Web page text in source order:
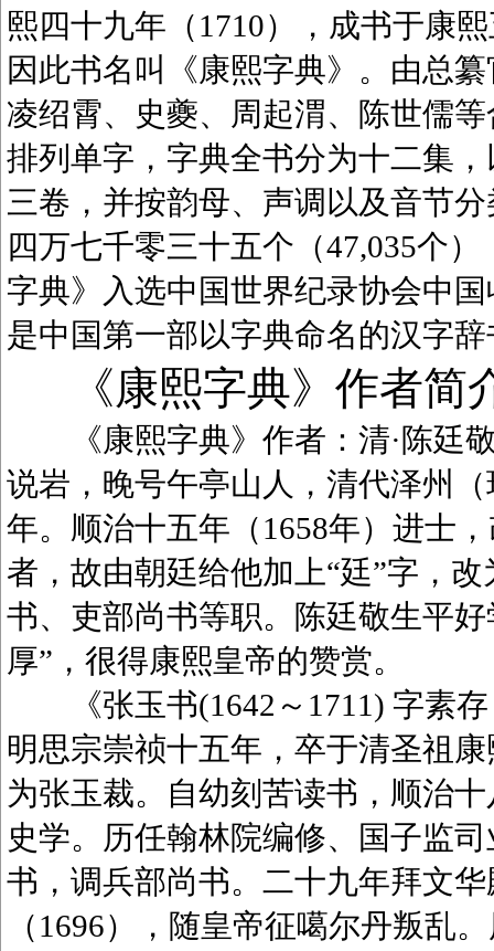
熙四十九年（1710），成书于康
因此书名叫《康熙字典》。由总
凌绍霄、史夔、周起渭、陈世儒
排列单字，字典全书分为十二集
三卷，并按韵母、声调以及音节
四万七千零三十五个（47,035个
字典》入选中国世界纪录协会中
是中国第一部以字典命名的汉字辞
《康熙字典》作者简
《康熙字典》作者：清·陈廷敬
说岩，晚号午亭山人，清代泽州
年。顺治十五年（1658年）进士
者，故由朝廷给他加上“廷”字，
书、吏部尚书等职。陈廷敬生平
厚”，很得康熙皇帝的赞赏。
《张玉书(1642～1711) 字素存
明思宗崇祯十五年，卒于清圣祖
为张玉裁。自幼刻苦读书，顺治
史学。历任翰林院编修、国子监
书，调兵部尚书。二十九年拜文
（1696），随皇帝征噶尔丹叛乱